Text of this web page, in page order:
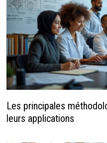
Les principales
leurs applications